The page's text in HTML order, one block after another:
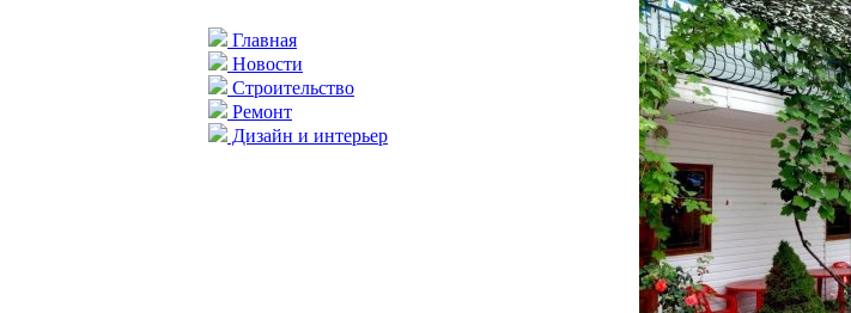
Главная
Новости
Строительство
Ремонт
Дизайн и интерьер